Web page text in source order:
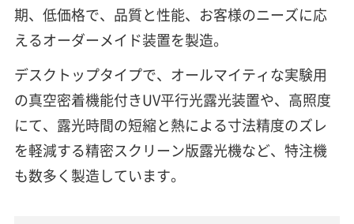
期、低価格で、品質と性能、お客様のニーズに応
えるオーダーメイド装置を製造。
デスクトップタイプで、オールマイティな実験用
の真空密着機能付きUV平行光露光装置や、高照度
にて、露光時間の短縮と熱による寸法精度のズレ
を軽減する精密スクリーン版露光機など、特注機
も数多く製造しています。